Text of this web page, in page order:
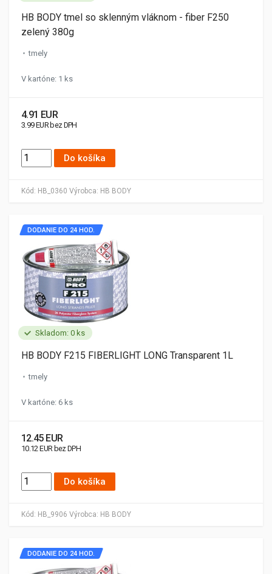
Kód: HB_0360 Výrobca: HB BODY
HB BODY tmel so sklenným vláknom - fiber F250
zelený 380g
tmely
V kartóne: 1 ks
4.91 EUR
3.99 EUR bez DPH
Do košíka
Skladom: 0 ks
Kód: HB_9906 Výrobca: HB BODY
DODANIE DO 24 HOD.
HB BODY F215 FIBERLIGHT LONG Transparent 1L
tmely
V kartóne: 6 ks
12.45 EUR
10.12 EUR bez DPH
Do košíka
DODANIE DO 24 HOD.